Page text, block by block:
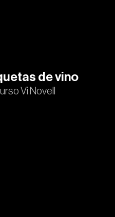
de vino
Vi Novell